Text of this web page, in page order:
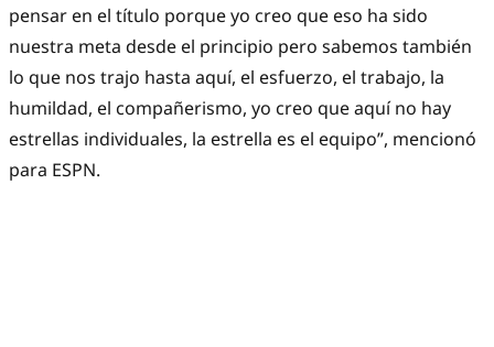
pensar en el título porque yo creo que eso ha sido
nuestra meta desde el principio pero sabemos también
lo que nos trajo hasta aquí, el esfuerzo, el trabajo, la
humildad, el compañerismo, yo creo que aquí no hay
estrellas individuales, la estrella es el equipo”, mencionó
para ESPN.